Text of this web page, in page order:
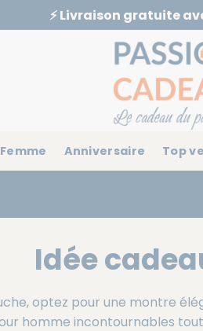
⚡️ Livraison gratuite
Femme Anniversaire Top
Idée
optez pour une montre
homme incontournables